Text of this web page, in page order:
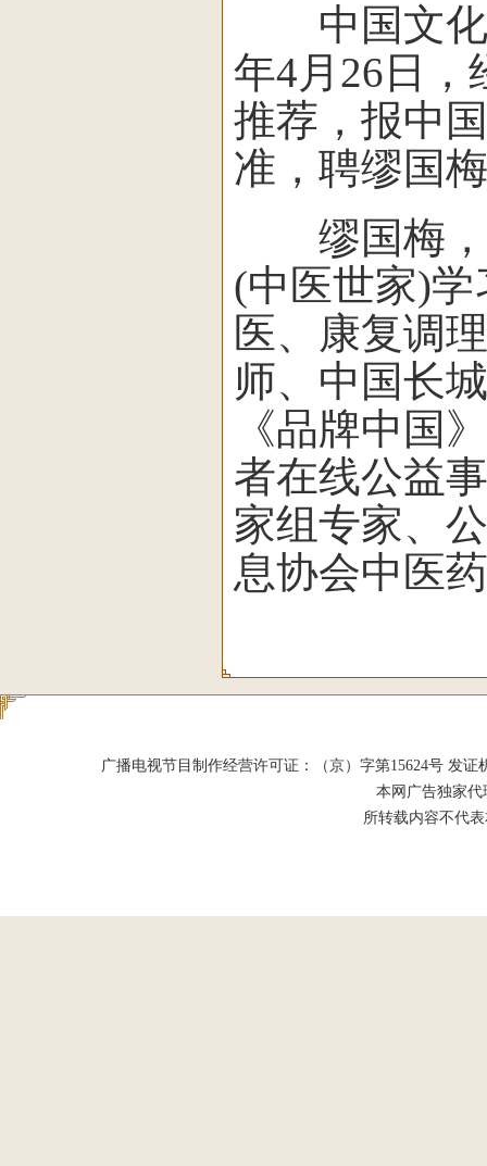
中国文化
年4月26日，
推荐，报中
准，聘缪国
缪国梅，
(中医世家)
医、康复调
师、中国长
《品牌中国
者在线公益
家组专家、
息协会中医
广播电视节目制作经营许可证：（京）字第15624号 发证
本网广告独家
所转载内容不代